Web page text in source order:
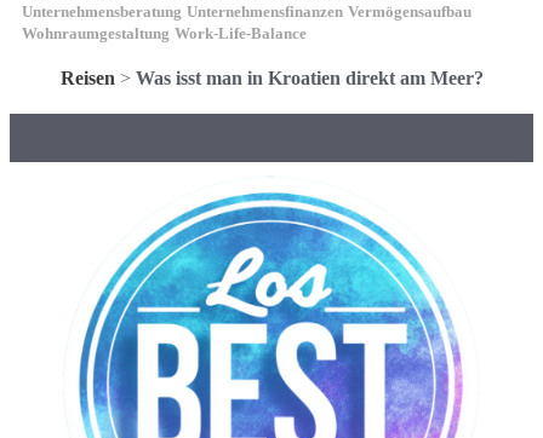
Unternehmensberatung Unternehmensfinanzen Vermögensaufbau
Wohnraumgestaltung Work-Life-Balance
Reisen > Was isst man in Kroatien direkt am Meer?